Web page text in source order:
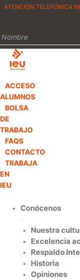
ATENCIÓN TELEFÓNICA
ACCESO
ALUMNOS
BOLSA
DE
TRABAJO
FAQS
CONTACTO
TRABAJA
EN
IEU
Conócenos
Nuestra
Excelencia
Respaldo
Historia
Opiniones